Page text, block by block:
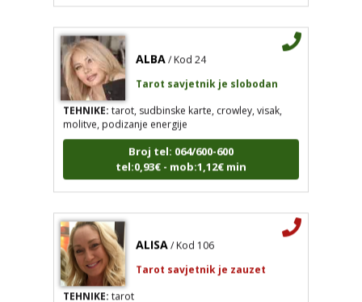
TEHNIKE:tarot, sudbinske karte, crowley, visak,
molitve, podizanje energije
Broj tel: 064/600-600
tel:0,93€ - mob:1,12€ min
TEHNIKE:tarot